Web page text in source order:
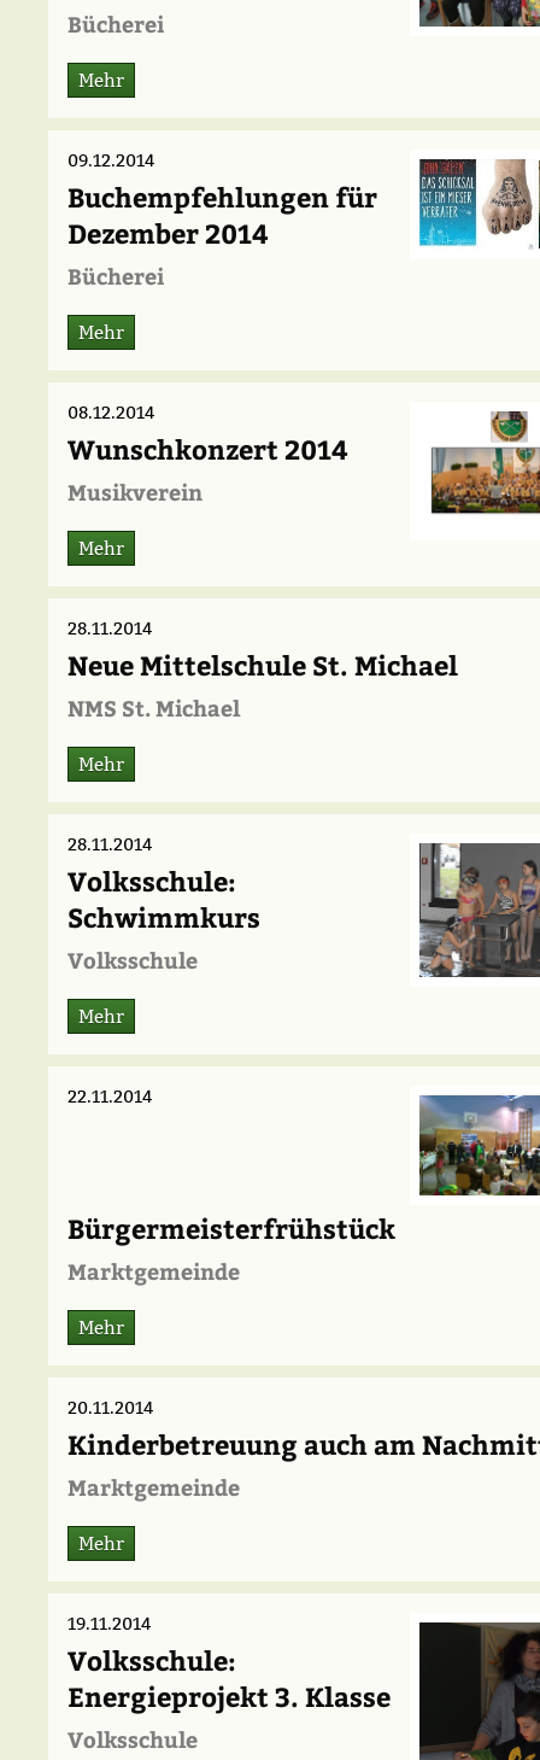
Bücherei
Mehr
09.12.2014
Buchempfehlungen für
Dezember 2014
Bücherei
Mehr
08.12.2014
Wunschkonzert 2014
Musikverein
Mehr
28.11.2014
Neue Mittelschule St. Michael
NMS St. Michael
Mehr
28.11.2014
Volksschule:
Schwimmkurs
Volksschule
Mehr
22.11.2014
Bürgermeisterfrühstück
Marktgemeinde
Mehr
20.11.2014
Kinderbetreuung auch am
Marktgemeinde
Mehr
19.11.2014
Volksschule:
Energieprojekt 3. Klasse
Volksschule